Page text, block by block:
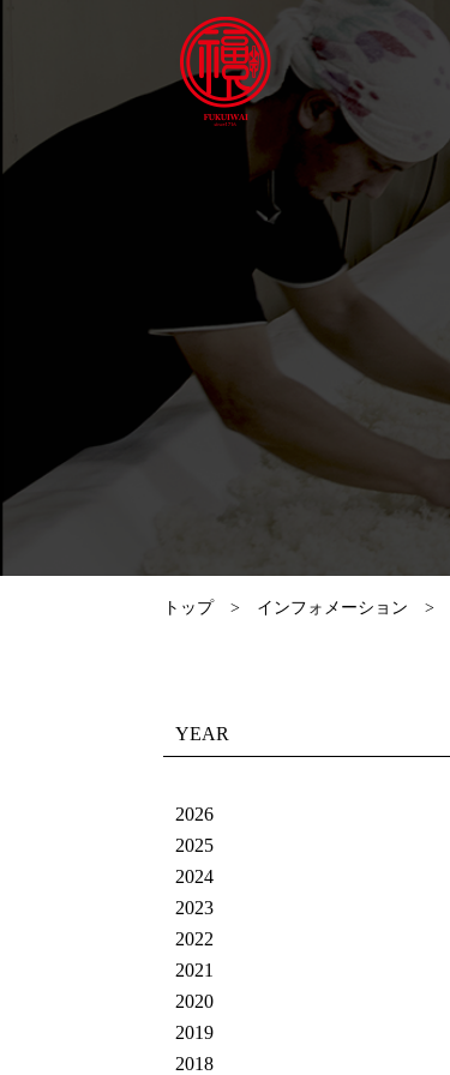
トップ インフォメーション
YEAR
2026
2025
2024
2023
2022
2021
2020
2019
2018